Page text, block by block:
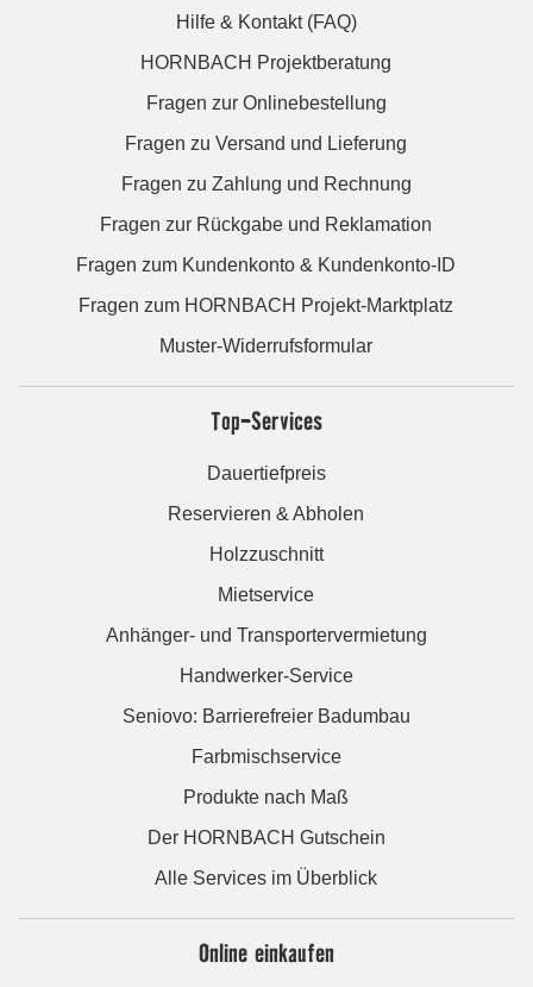
Hilfe & Kontakt (FAQ)
HORNBACH Projektberatung
Fragen zur Onlinebestellung
Fragen zu Versand und Lieferung
Fragen zu Zahlung und Rechnung
Fragen zur Rückgabe und Reklamation
Fragen zum Kundenkonto & Kundenkonto-ID
Fragen zum HORNBACH Projekt-Marktplatz
Muster-Widerrufsformular
Top-Services
Dauertiefpreis
Reservieren & Abholen
Holzzuschnitt
Mietservice
Anhänger- und Transportervermietung
Handwerker-Service
Seniovo: Barrierefreier Badumbau
Farbmischservice
Produkte nach Maß
Der HORNBACH Gutschein
Alle Services im Überblick
Online einkaufen